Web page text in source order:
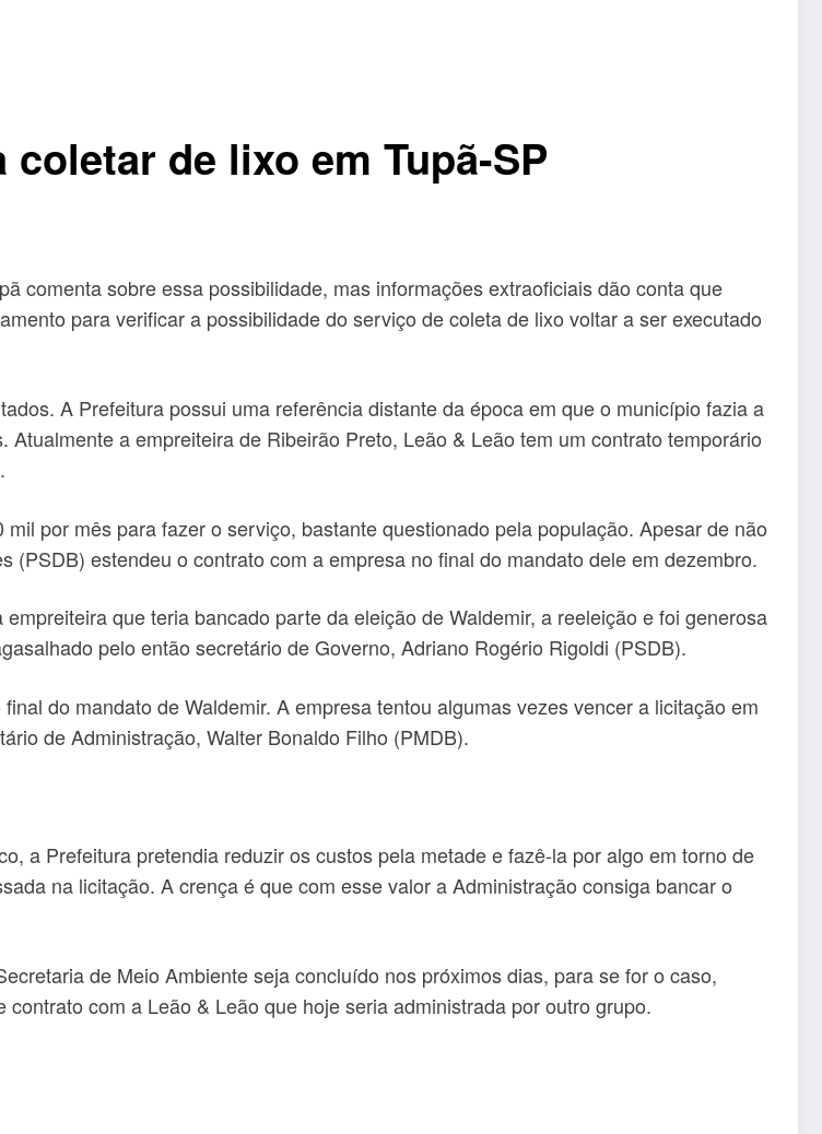
de lixo em Tupã-SP
comenta sobre essa possibilidade, mas informações extraoficiais dão conta que
para verificar a possibilidade do serviço de coleta de lixo voltar a ser executado
A Prefeitura possui uma referência distante da época em que o município fazia a
a empreiteira de Ribeirão Preto, Leão & Leão tem um contrato temporário
por mês para fazer o serviço, bastante questionado pela população. Apesar de não
estendeu o contrato com a empresa no final do mandato dele em dezembro.
que teria bancado parte da eleição de Waldemir, a reeleição e foi generosa
pelo então secretário de Governo, Adriano Rogério Rigoldi (PSDB).
do mandato de Waldemir. A empresa tentou algumas vezes vencer a licitação em
de Administração, Walter Bonaldo Filho (PMDB).
a Prefeitura pretendia reduzir os custos pela metade e fazê-la por algo em torno de
na licitação. A crença é que com esse valor a Administração consiga bancar o
de Meio Ambiente seja concluído nos próximos dias, para se for o caso,
com a Leão & Leão que hoje seria administrada por outro grupo.